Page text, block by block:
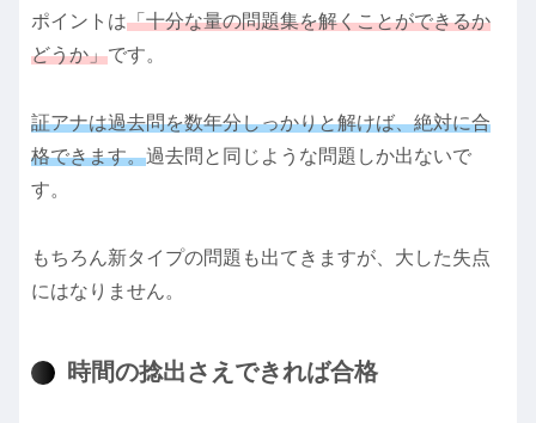
ポイントは「十分な量の問題集を解くことができるか
どうか」です。
証アナは過去問を数年分しっかりと解けば、絶対に合
格できます。過去問と同じような問題しか出ないで
す。
もちろん新タイプの問題も出てきますが、大した失点
にはなりません。
時間の捻出さえできれば合格